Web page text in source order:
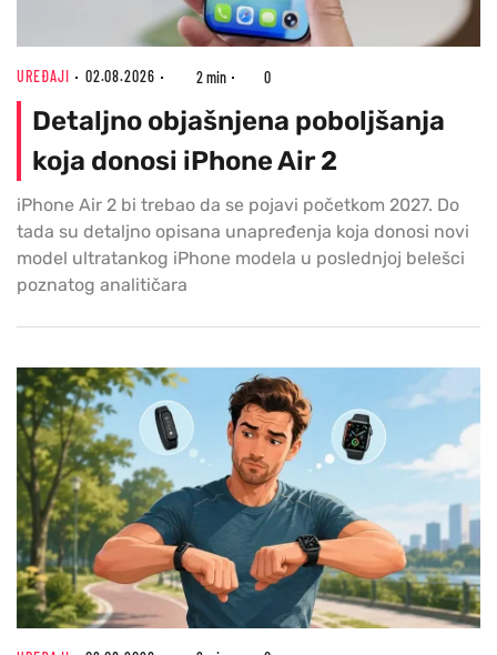
UREĐAJI 02.08.2026 2 min 0
Detaljno objašnjena poboljšanja
koja donosi iPhone Air 2
iPhone Air 2 bi trebao da se pojavi početkom 2027. Do
tada su detaljno opisana unapređenja koja donosi novi
model ultratankog iPhone modela u poslednjoj belešci
poznatog analitičara